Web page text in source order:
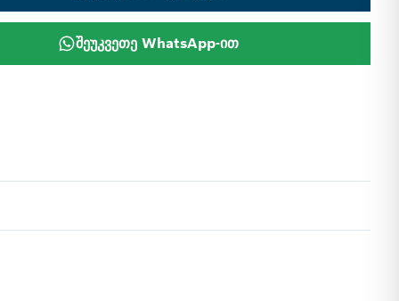
შეუკვეთე WhatsApp-ით